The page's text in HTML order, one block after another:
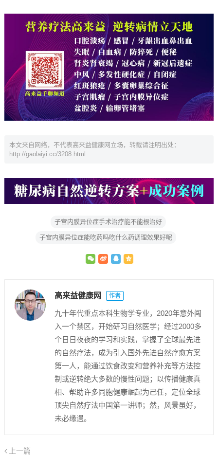
本文来自网络，不代表高来益健康网立场，转载请注明出处：
http://gaolaiyi.cc/3208.html
子宫内膜异位症手术治疗能不能根治好
子宫内膜异位症能吃药吗吃什么药调理效果好呢
高来益健康网 作者
九十年代重点本科生物学专业，2020年意外闯
入一个禁区，开始研习自然医学；经过2000多
个日日夜夜的学习和实践，掌握了全球最先进
的自然疗法，成为引入国外先进自然疗愈方案
第一人，能通过饮食改变和营养补充等方法控
制或逆转绝大多数的慢性问题；以传播健康真
相、帮助许多同胞健康崛起为己任，定位全球
顶尖自然疗法中国第一讲师；然，风景虽好，
未必缘遇。
上一篇